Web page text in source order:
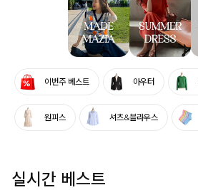
이번주 베스트 아우터
원피스 셔츠&블라우스
실시간 베스트